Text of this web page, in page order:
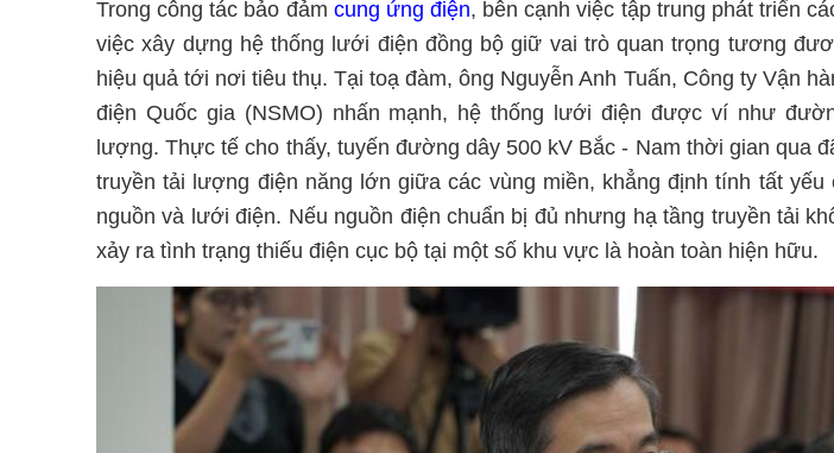
Trong công tác bảo đảm cung ứng điện, bên cạnh việc tập trung phát triển
việc xây dựng hệ thống lưới điện đồng bộ giữ vai trò quan trọng tương
hiệu quả tới nơi tiêu thụ. Tại toạ đàm, ông Nguyễn Anh Tuấn, Công ty Vận
điện Quốc gia (NSMO) nhấn mạnh, hệ thống lưới điện được ví như
lượng. Thực tế cho thấy, tuyến đường dây 500 kV Bắc - Nam thời gian qua
truyền tải lượng điện năng lớn giữa các vùng miền, khẳng định tính tất yếu
nguồn và lưới điện. Nếu nguồn điện chuẩn bị đủ nhưng hạ tầng truyền tải
xảy ra tình trạng thiếu điện cục bộ tại một số khu vực là hoàn toàn hiện hữu.